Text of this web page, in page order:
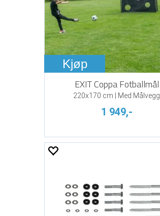
Kjøp
EXIT Coppa Fotballmål
220x170 cm | Med Målvegg
1 949,-